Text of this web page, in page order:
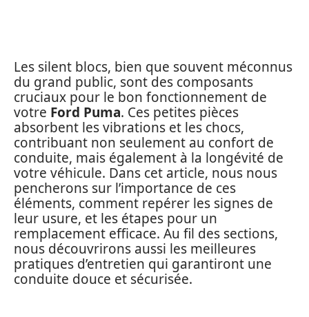
Les silent blocs, bien que souvent méconnus
du grand public, sont des composants
cruciaux pour le bon fonctionnement de
votre Ford Puma. Ces petites pièces
absorbent les vibrations et les chocs,
contribuant non seulement au confort de
conduite, mais également à la longévité de
votre véhicule. Dans cet article, nous nous
pencherons sur l’importance de ces
éléments, comment repérer les signes de
leur usure, et les étapes pour un
remplacement efficace. Au fil des sections,
nous découvrirons aussi les meilleures
pratiques d’entretien qui garantiront une
conduite douce et sécurisée.